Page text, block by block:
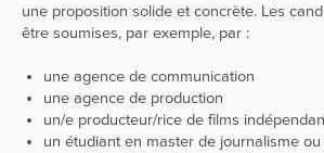
une proposition solide et concrète. Les
être soumises, par exemple, par :
une agence de communication
une agence de production
un/e producteur/rice de films
un étudiant en master de journalisme